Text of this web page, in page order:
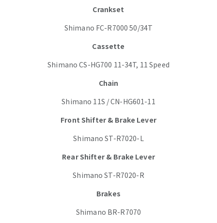
Crankset
Shimano FC-R7000 50/34T
Cassette
Shimano CS-HG700 11-34T, 11 Speed
Chain
Shimano 11S / CN-HG601-11
Front Shifter & Brake Lever
Shimano ST-R7020-L
Rear Shifter & Brake Lever
Shimano ST-R7020-R
Brakes
Shimano BR-R7070